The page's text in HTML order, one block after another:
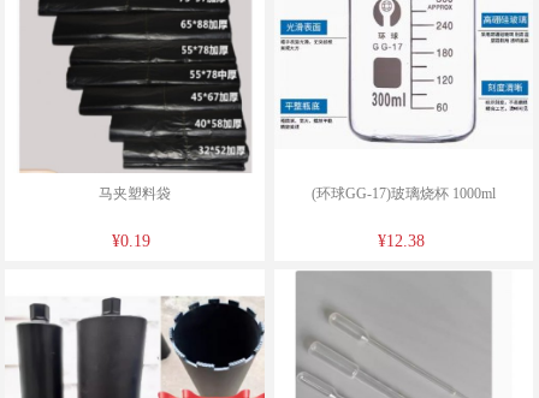
马夹塑料袋
¥0.19
(环球GG-17)玻璃烧杯 1000ml
¥12.38